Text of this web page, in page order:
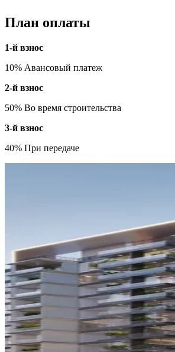
План оплаты
1-й взнос
10% Авансовый платеж
2-й взнос
50% Во время строительства
3-й взнос
40% При передаче